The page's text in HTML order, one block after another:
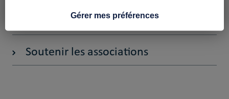
Impôts et fiscalité
Soutenir les associations
Gérer mes préférences